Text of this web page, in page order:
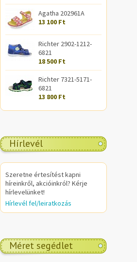
Agatha 202961A
13 100 Ft
Richter 2902-1212-
6821
18 500 Ft
Richter 7321-5171-
6821
13 800 Ft
Hírlevél
Szeretne értesítést kapni
híreinkről, akcióinkról? Kérje
hírlevelünket!
Hírlevél fel/leiratkozás
Méret segédlet